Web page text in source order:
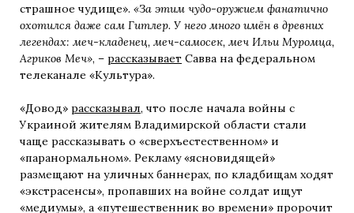
страшное чудище». «За этим чудо-оружием фанатично
охотился даже сам Гитлер. У него много имён в древних
легендах: меч-кладенец, меч-самосек, меч Ильи Муромца,
Агриков Меч», – рассказывает Савва на федеральном
телеканале «Культура».
«Довод» рассказывал, что после начала войны с
Украиной жителям Владимирской области стали
чаще рассказывать о «сверхъестественном» и
«паранормальном». Рекламу «ясновидящей»
размещают на уличных баннерах, по кладбищам ходят
«экстрасенсы», пропавших на войне солдат ищут
«медиумы», а «путешественник во времени» пророчит